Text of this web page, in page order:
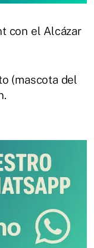
con el Alcázar
(mascota del